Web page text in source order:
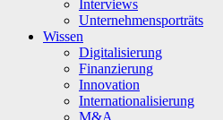
Interviews
Unternehmensporträts
Wissen
Digitalisierung
Finanzierung
Innovation
Internationalisierung
M&A